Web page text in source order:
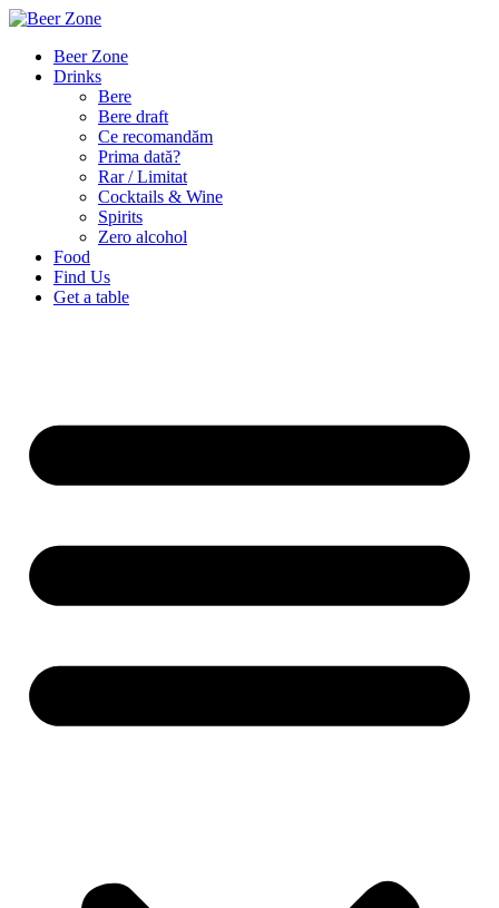
Beer Zone
Drinks
Bere
Bere draft
Ce recomandăm
Prima dată?
Rar / Limitat
Cocktails & Wine
Spirits
Zero alcohol
Food
Find Us
Get a table